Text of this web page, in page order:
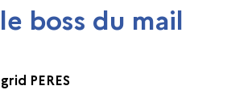
boss du mail
PERES